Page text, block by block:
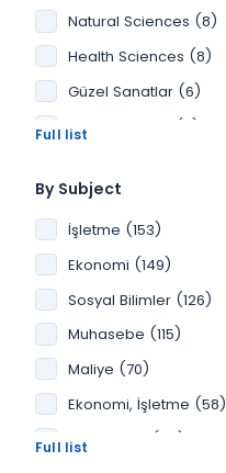
Natural Sciences (8)
Health Sciences (8)
Güzel Sanatlar (6)
Kültür Yayınları (2)
By Subject
İşletme (153)
Ekonomi (149)
Sosyal Bilimler (126)
Muhasebe (115)
Maliye (70)
Ekonomi, İşletme (58)
Pazarlama (48)